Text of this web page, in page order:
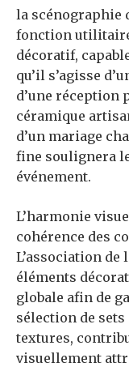
la scénographie
fonction
décoratif,
qu’il s’agisse
d’une réception
céramique
d’un mariage
fine soulignera
événement.
L’harmonie
cohérence des
L’association de
éléments
globale afin de
sélection de
textures,
visuellement